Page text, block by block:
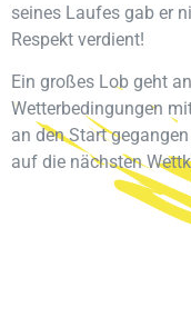
seines Laufes gab er
Respekt verdient!
Ein großes Lob geht
Wetterbedingungen
an den Start
auf die nächsten